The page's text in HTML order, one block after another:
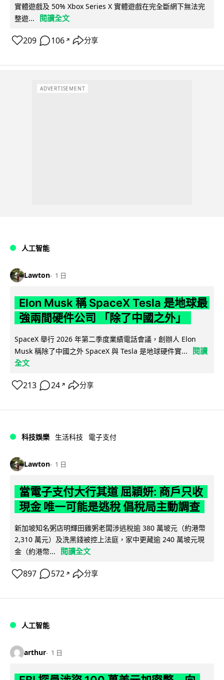
實體遊戲及 50% Xbox Series X 實體遊戲在完全斷網下無法完
整遊...
閱讀全文
209 106 ↗ 分享
ADVERTISEMENT
人工智能
Lawton 1 日
Elon Musk 稱 SpaceX Tesla 是地球最
強兩間硬件公司 「除了中國之外」
SpaceX 舉行 2026 年第二季度業績電話會議，創辦人 Elon
Musk 稱除了中國之外 SpaceX 與 Tesla 是地球硬件實...
閱讀
全文
213 24 ↗ 分享
科技娛樂 生活科技 電子支付
Lawton 1 日
當電子支付大行其道 屈穎妍: 商戶只收
現金 唯一可能是逃稅 倡稅局主動調查
新加坡知名粥店明輝田雞粥老闆涉逃稅逾 380 萬坡元（約港幣
2,310 萬元）及洗黑錢被控上法庭，家中更藏逾 240 萬坡元現
金（約港幣...
閱讀全文
897 572 ↗ 分享
人工智能
arthur 1 日